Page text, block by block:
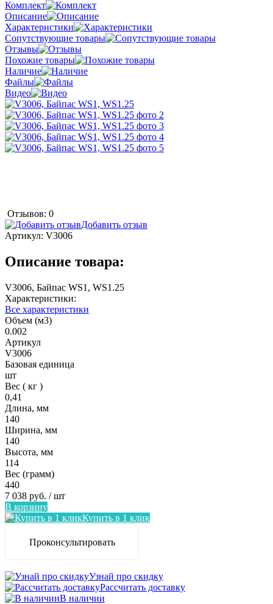
Комплект
Описание
Характеристики
Сопутствующие товары
Отзывы
Похожие товары
Наличие
Файлы
Видео
Отзывов: 0
Добавить отзыв
Артикул: V3006
Описание товара:
V3006, Байпас WS1, WS1.25
Характеристики:
Все характеристики
Объем (м3)
0.002
Артикул
V3006
Базовая единица
шт
Вес ( кг )
0,41
Длина, мм
140
Ширина, мм
140
Высота, мм
114
Вес (грамм)
440
7 038 руб. / шт
В корзину
Купить в 1 клик
Проконсультировать
Узнай про скидку
Рассчитать доставку
В наличии